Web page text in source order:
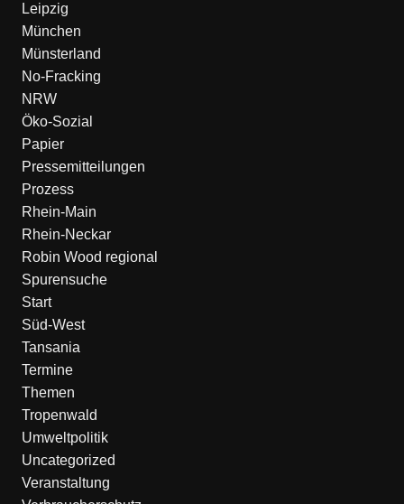
Leipzig
München
Münsterland
No-Fracking
NRW
Öko-Sozial
Papier
Pressemitteilungen
Prozess
Rhein-Main
Rhein-Neckar
Robin Wood regional
Spurensuche
Start
Süd-West
Tansania
Termine
Themen
Tropenwald
Umweltpolitik
Uncategorized
Veranstaltung